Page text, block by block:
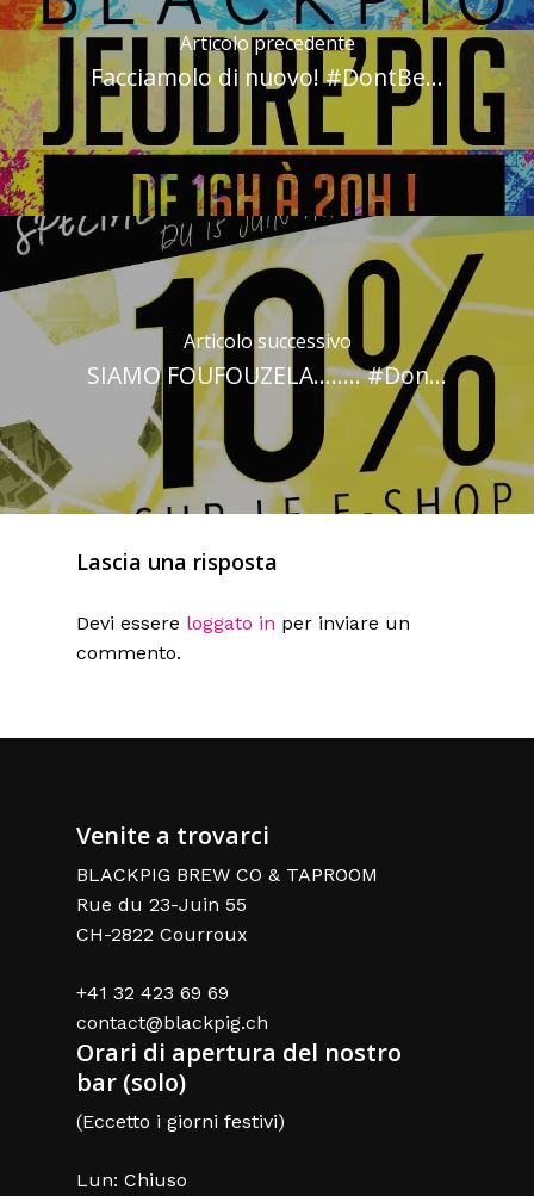
Articolo precedente
Facciamolo di nuovo! #DontBe...
Articolo successivo
SIAMO FOUFOUZELA........ #Don...
Lascia una risposta
Devi essere loggato in per inviare un
commento.
Venite a trovarci
BLACKPIG BREW CO & TAPROOM
Rue du 23-Juin 55
CH-2822 Courroux
+41 32 423 69 69
contact@blackpig.ch
Orari di apertura del nostro
bar (solo)
(Eccetto i giorni festivi)
Lun: Chiuso